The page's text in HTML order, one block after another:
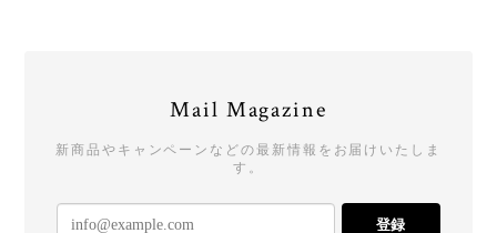
Mail Magazine
新商品やキャンペーンなどの最新情報をお届けいたしま
す。
登録